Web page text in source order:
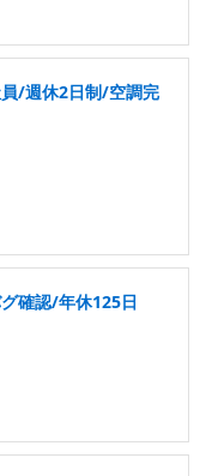
/週休2日制/空調完
確認/年休125日